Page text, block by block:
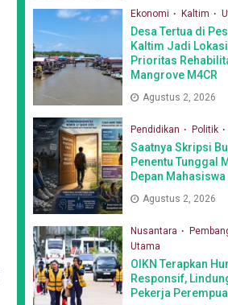
Ekonomi Kaltim
Desa Tertua di
Kaltim Jadi Lokasi
Prioritas
Mangrove M4CR
Agustus 2, 2026
Pendidikan Politik
Saatnya Skripsi
Penentu Tunggal
Depan Mahasiswa
Agustus 2, 2026
Nusantara
Utama
OIKN Terapkan
Responsif,
Pekerja